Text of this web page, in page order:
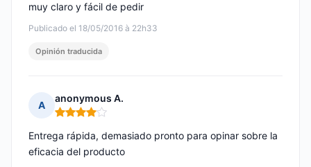
Publicado el 18/05/2016 à 22h33
muy claro y fácil de pedir
Opinión traducida
A
anonymous A.
Nota: 4 de 5
Entrega rápida, demasiado pronto para opinar sobre la
eficacia del producto